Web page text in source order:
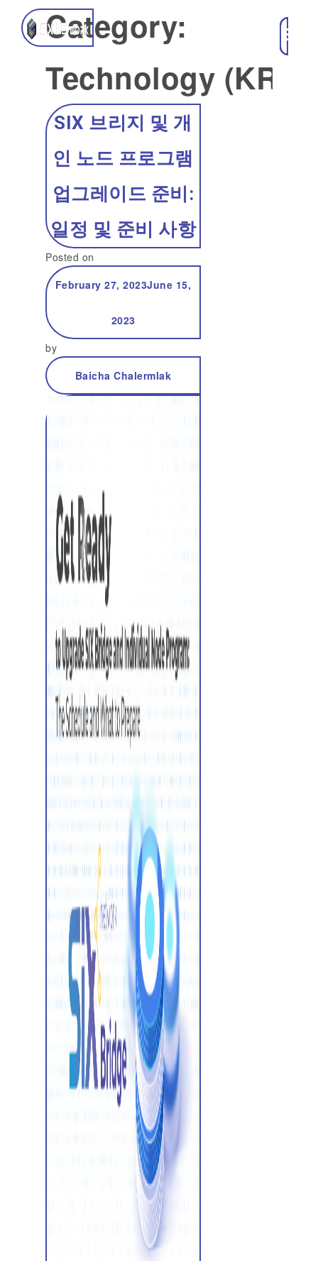
Category:
Technology (KR)
SIX 브리지 및 개
인 노드 프로그램
업그레이드 준비:
일정 및 준비 사항
Posted on
February 27, 2023June 15,
2023
by
Baicha Chalermlak